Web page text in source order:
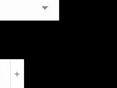
﹢